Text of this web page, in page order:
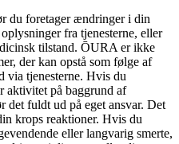
du foretager ændringer i din
fra tjenesterne, eller
tilstand. ŌURA er ikke
der kan opstå som følge af
via tjenesterne. Hvis du
aktivitet på baggrund af
det fuldt ud på eget ansvar. Det
krops reaktioner. Hvis du
eller langvarig smerte,